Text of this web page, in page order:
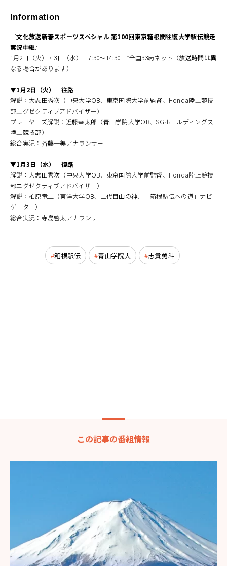
Information
『文化放送新春スポーツスペシャル 第100回東京箱根間往復大学駅伝競走
実況中継』
1月2日（火）・3日（水） 7:30～14:30 *全国33局ネット（放送時間は異
なる場合があります）
▼1月2日（火） 往路
解説：大志田秀次（中央大学OB、東京国際大学前監督、Honda陸上競技
部エグゼクティブアドバイザー）
プレーヤーズ解説：近藤幸太郎（青山学院大学OB、SGホールディングス
陸上競技部）
総合実況：斉藤一美アナウンサー
▼1月3日（水） 復路
解説：大志田秀次（中央大学OB、東京国際大学前監督、Honda陸上競技
部エグゼクティブアドバイザー）
解説：柏原竜二（東洋大学OB、二代目山の神、「箱根駅伝への道」ナビ
ゲーター）
総合実況：寺島啓太アナウンサー
箱根駅伝 青山学院大 志貴勇斗
この記事の番組情報